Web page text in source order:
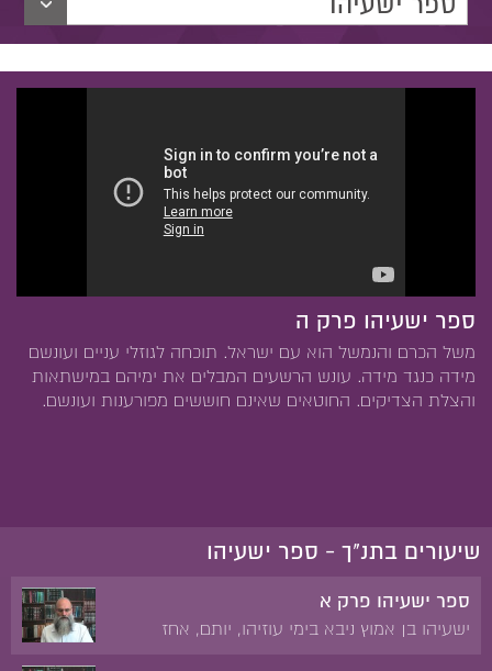
ספר ישעיהו פרק ה
משל הכרם והנמשל הוא עם ישראל. תוכחה לגוזלי עניים ועונשם
מידה כנגד מידה. עונש הרשעים המבלים את ימיהם במישתאות
והצלת הצדיקים. החוטאים שאינם חוששים מפורענות ועונשם.
שיעורים בתנ"ך - ספר ישעיהו
ספר ישעיהו פרק א
ישעיהו בן אמוץ ניבא בימי עוזיהו, יותם, אחז